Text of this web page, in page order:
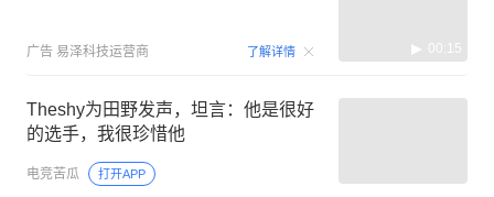
广告 易泽科技运营商 了解详情 00:15
Theshy为田野发声，坦言：他是很好
的选手，我很珍惜他
电竞苦瓜 打开APP